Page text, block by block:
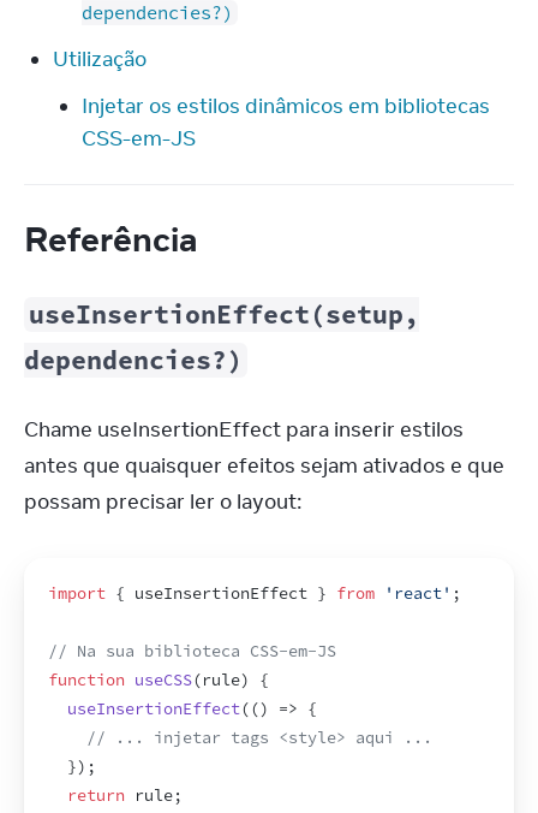
dependencies?)
Utilização
Injetar os estilos dinâmicos em bibliotecas
CSS-em-JS
Referência
useInsertionEffect(setup,
dependencies?)
Chame useInsertionEffect para inserir estilos
antes que quaisquer efeitos sejam ativados e que
possam precisar ler o layout:
import { useInsertionEffect } from 'react' ;
// Na sua biblioteca CSS-em-JS
function useCSS(rule)
{
useInsertionEffect(() => {
// ... injetar tags <style> aqui ...
}) ;
return
rule;